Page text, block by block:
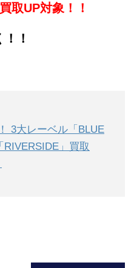
取UP対象！！
！
3大レーベル「BLUE
RIVERSIDE」買取